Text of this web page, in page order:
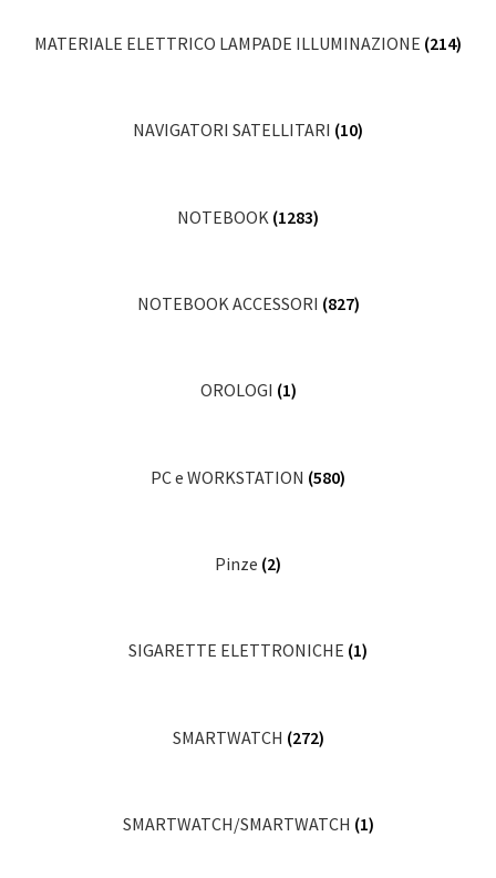
MATERIALE ELETTRICO LAMPADE ILLUMINAZIONE (214)
NAVIGATORI SATELLITARI (10)
NOTEBOOK (1283)
NOTEBOOK ACCESSORI (827)
OROLOGI (1)
PC e WORKSTATION (580)
Pinze (2)
SIGARETTE ELETTRONICHE (1)
SMARTWATCH (272)
SMARTWATCH/SMARTWATCH (1)